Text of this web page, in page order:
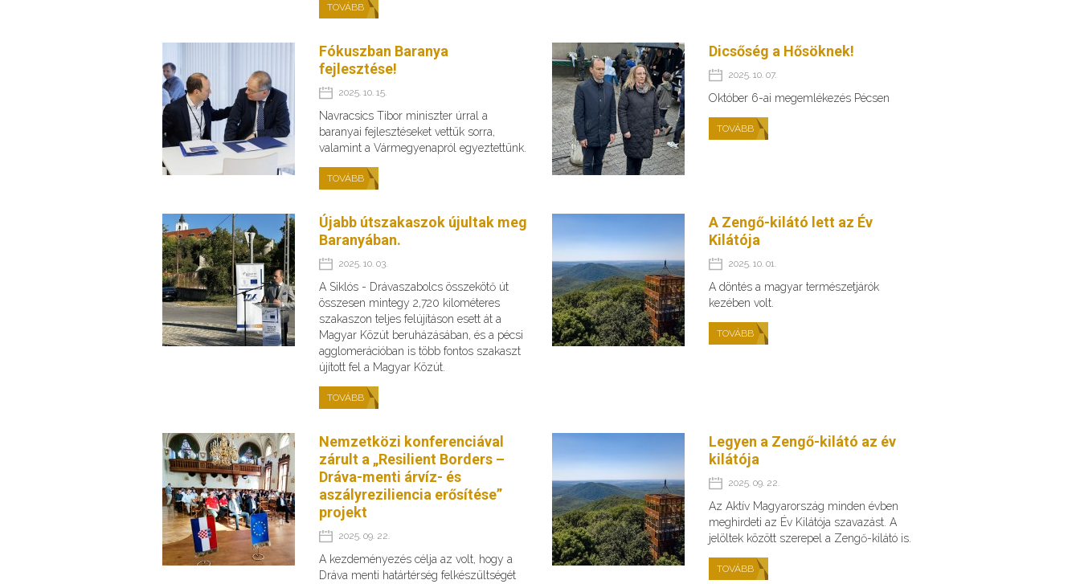
TOVÁBB
Fókuszban Baranya
fejlesztése!
2025. 10. 15.
Navracsics Tibor miniszter úrral a
baranyai fejlesztéseket vettük sorra,
valamint a Vármegyenapról egyeztettünk.
TOVÁBB
Dicsőség a Hősöknek!
2025. 10. 07.
Október 6-ai megemlékezés Pécsen
TOVÁBB
Újabb útszakaszok újultak meg
Baranyában.
2025. 10. 03.
A Siklós - Drávaszabolcs összekötő út
összesen mintegy 2,720 kilométeres
szakaszon teljes felújításon esett át a
Magyar Közút beruházásában, és a pécsi
agglomerációban is több fontos szakaszt
újított fel a Magyar Közút.
TOVÁBB
A Zengő-kilátó lett az Év
Kilátója
2025. 10. 01.
A döntés a magyar természetjárók
kezében volt.
TOVÁBB
Nemzetközi konferenciával
zárult a „Resilient Borders –
Dráva-menti árvíz- és
aszályreziliencia erősítése”
projekt
2025. 09. 22.
A kezdeményezés célja az volt, hogy a
Dráva menti határtérség felkészültségét
Legyen a Zengő-kilátó az év
kilátója
2025. 09. 22.
Az Aktív Magyarország minden évben
meghirdeti az Év Kilátója szavazást. A
jelöltek között szerepel a Zengő-kilátó is.
TOVÁBB